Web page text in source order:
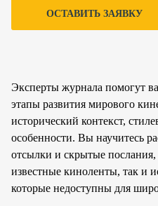
ОСТАВИТЬ ЗАЯВКУ
Эксперты журнала помогут
этапы развития мирового
исторический контекст,
особенности. Вы научитесь
отсылки и скрытые послания,
известные киноленты, так и
которые недоступны для